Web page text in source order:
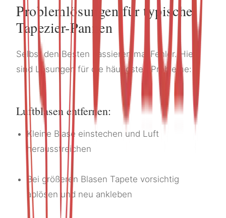
Problemlösungen für typische
Tapezier-Pannen
Selbst den Besten passieren mal Fehler. Hier
sind Lösungen für die häufigsten Probleme:
Luftblasen entfernen:
Kleine Blase einstechen und Luft
herausstreichen
Bei größeren Blasen Tapete vorsichtig
ablösen und neu ankleben